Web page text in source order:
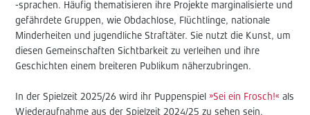
-sprachen. Häufig thematisieren ihre Projekte marginalisierte und
gefährdete Gruppen, wie Obdachlose, Flüchtlinge, nationale
Minderheiten und jugendliche Straftäter. Sie nutzt die Kunst, um
diesen Gemeinschaften Sichtbarkeit zu verleihen und ihre
Geschichten einem breiteren Publikum näherzubringen.
In der Spielzeit 2025/26 wird ihr Puppenspiel »Sei ein Frosch!« als
Wiederaufnahme aus der Spielzeit 2024/25 zu sehen sein.